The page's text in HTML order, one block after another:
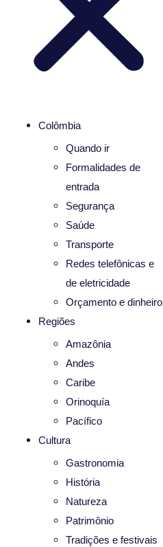
Colômbia
Quando ir
Formalidades de
entrada
Segurança
Saúde
Transporte
Redes telefônicas e
de eletricidade
Orçamento e dinheiro
Regiões
Amazônia
Andes
Caribe
Orinoquía
Pacífico
Cultura
Gastronomia
História
Natureza
Patrimônio
Tradições e festivais